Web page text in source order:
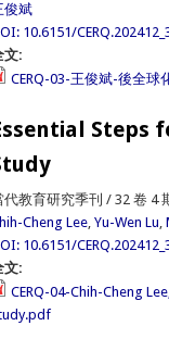
俊斌
10.6151/
文:
CERQ-03-王俊斌-後全
Steps
代教育研究季刊 / 32 卷 4
Cheng Lee,Yu-Wen Lu,
10.6151/
文:
CERQ-04-Chih-Cheng